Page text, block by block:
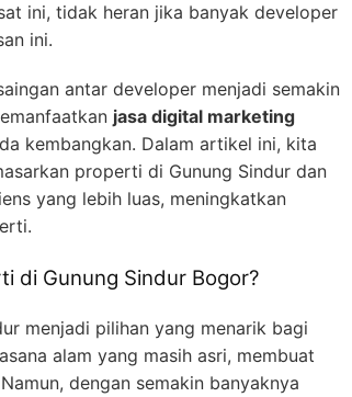
ini, tidak heran jika banyak developer
ini.
antar developer menjadi semakin
jasa digital marketing
kembangkan. Dalam artikel ini, kita
properti di Gunung Sindur dan
yang lebih luas, meningkatkan
di Gunung Sindur Bogor?
menjadi pilihan yang menarik bagi
alam yang masih asri, membuat
dengan semakin banyaknya